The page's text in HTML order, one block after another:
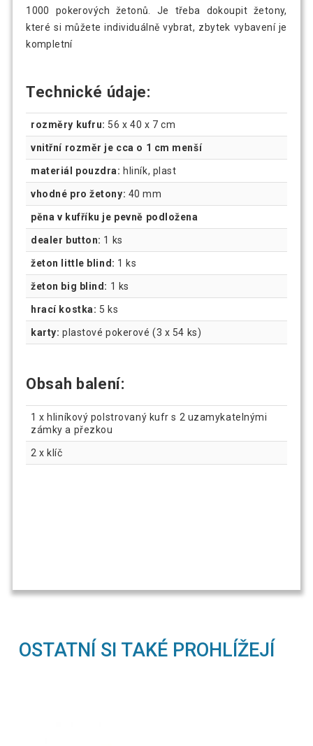
1000 pokerových žetonů. Je třeba dokoupit žetony,
které si můžete individuálně vybrat, zbytek vybavení je
kompletní
Technické údaje:
rozměry kufru: 56 x 40 x 7 cm
vnitřní rozměr je cca o 1 cm menší
materiál pouzdra: hliník, plast
vhodné pro žetony: 40 mm
pěna v kufříku je pevně podložena
dealer button: 1 ks
žeton little blind: 1 ks
žeton big blind: 1 ks
hrací kostka: 5 ks
karty: plastové pokerové (3 x 54 ks)
Obsah balení:
1 x hliníkový polstrovaný kufr s 2 uzamykatelnými
zámky a přezkou
2 x klíč
OSTATNÍ SI TAKÉ PROHLÍŽEJÍ